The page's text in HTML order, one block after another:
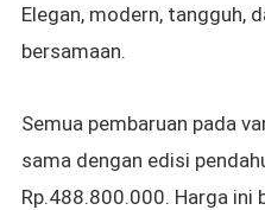
Elegan, modern, tangguh,
bersamaan.
Semua pembaruan pada
sama dengan edisi
Rp.488.800.000. Harga ini